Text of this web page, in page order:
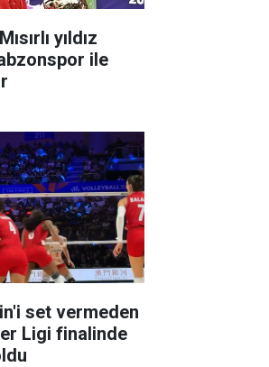
yıldız
ile
set vermeden
Ligi finalinde